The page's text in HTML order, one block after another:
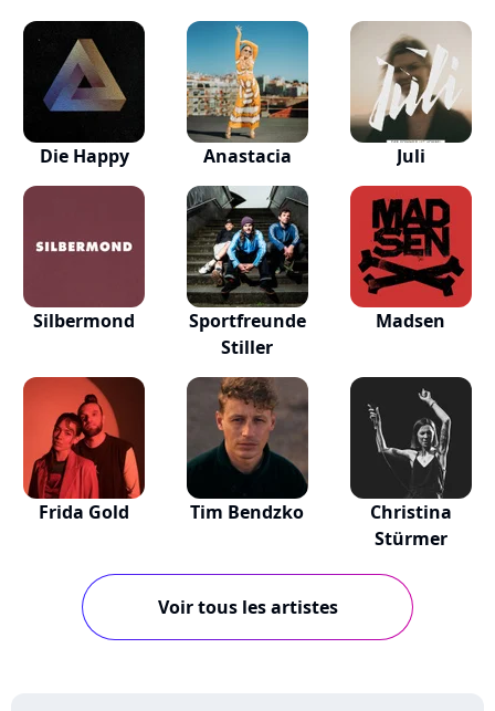
Die Happy Anastacia Juli
Silbermond
Sportfreunde
Stiller
Madsen
Frida Gold Tim Bendzko
Christina
Stürmer
Voir tous les artistes